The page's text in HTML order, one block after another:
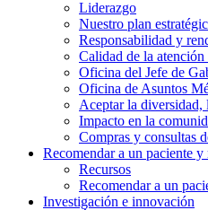
Liderazgo
Nuestro plan
Responsabilidad y
Calidad de la atención
Oficina del Jefe de
Oficina de Asuntos
Aceptar la
Impacto en la
Compras y consultas
Recomendar a un paciente y
Recursos
Recomendar a un
Investigación e innovación